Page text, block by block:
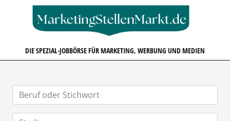
DIE SPEZIAL-JOBBÖRSE FÜR MARKETING, WERBUNG UND MEDIEN